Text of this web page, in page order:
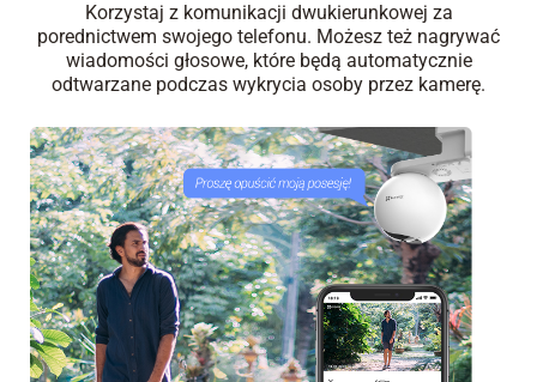
Korzystaj z komunikacji dwukierunkowej za
porednictwem swojego telefonu. Możesz też nagrywać
wiadomości głosowe, które będą automatycznie
odtwarzane podczas wykrycia osoby przez kamerę.